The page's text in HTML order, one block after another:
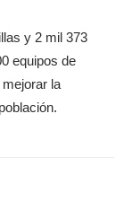
y 2 mil 373
equipos de
la